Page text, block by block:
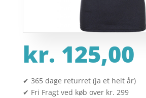
kr. 125,00
✔ 365 dage returret (ja et helt år)
✔ Fri Fragt ved køb over kr. 299